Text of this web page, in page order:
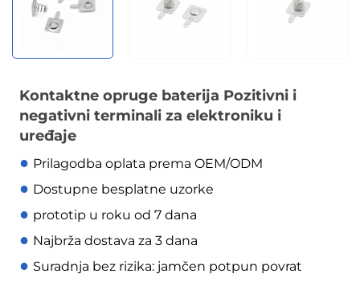
Kontaktne opruge baterija Pozitivni i
negativni terminali za elektroniku i
uređaje
● Prilagodba oplata prema OEM/ODM
● Dostupne besplatne uzorke
● prototip u roku od 7 dana
● Najbrža dostava za 3 dana
● Suradnja bez rizika: jamčen potpun povrat